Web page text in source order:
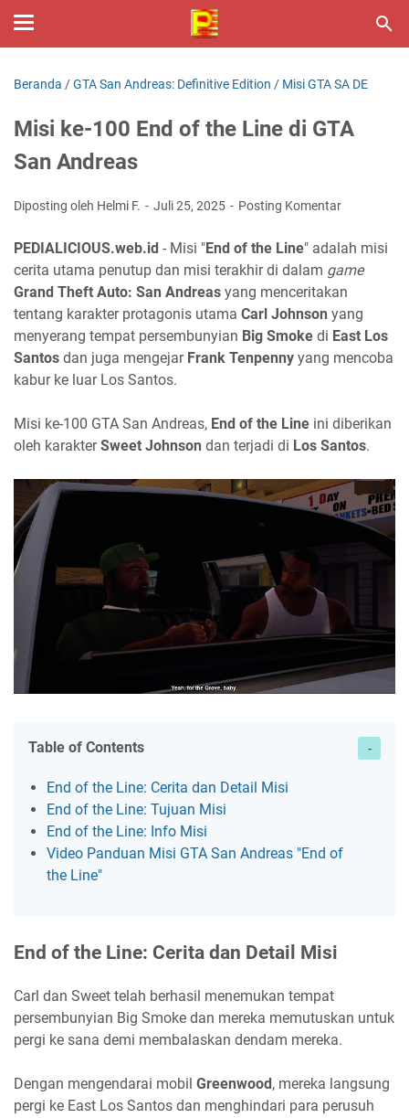
Beranda /GTA San Andreas: Definitive Edition / Misi GTA SA DE
Misi ke-100 End of the Line di GTA
San Andreas
Diposting oleh Helmi F. Juli 25, 2025 Posting Komentar
PEDIALICIOUS.web.id - Misi "End of the Line" adalah misi
cerita utama penutup dan misi terakhir di dalam game
Grand Theft Auto: San Andreas yang menceritakan
tentang karakter protagonis utama Carl Johnson yang
menyerang tempat persembunyian Big Smoke di East Los
Santos dan juga mengejar Frank Tenpenny yang mencoba
kabur ke luar Los Santos.
Misi ke-100 GTA San Andreas, End of the Line ini diberikan
oleh karakterSweet Johnson dan terjadi di Los Santos.
Table of Contents
End of the Line: Cerita dan Detail Misi
End of the Line: Tujuan Misi
End of the Line: Info Misi
Video Panduan Misi GTA San Andreas "End of
the Line"
End of the Line: Cerita dan Detail Misi
Carl dan Sweet telah berhasil menemukan tempat
persembunyian Big Smoke dan mereka memutuskan untuk
pergi ke sana demi membalaskan dendam mereka.
Dengan mengendarai mobil Greenwood, mereka langsung
pergi ke East Los Santos dan menghindari para perusuh